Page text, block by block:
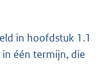
in hoofdstuk 1.1
één termijn, die